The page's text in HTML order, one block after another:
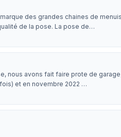
des grandes chaines de
de la pose. La pose de…
nous avons fait faire prote de
et en novembre 2022 …